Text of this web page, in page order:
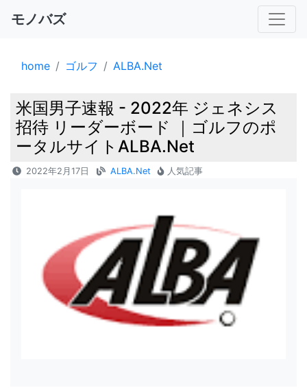
モノバズ
home ゴルフ ALBA.Net
米国男子速報 - 2022年 ジェネシス
招待 リーダーボード ｜ゴルフのポ
ータルサイトALBA.Net
2022年2月17日 ALBA.Net 人気記事